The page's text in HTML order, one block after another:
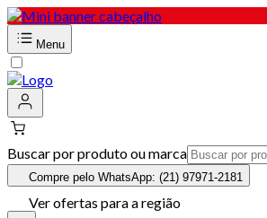
Menu
Buscar por produto ou marca
Compre pelo WhatsApp: (21) 97971-2181
Ver ofertas para a região